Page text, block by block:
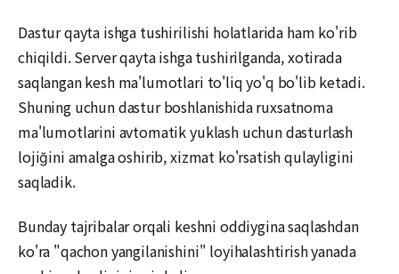
Dastur qayta ishga tushirilishi holatlarida ham ko'rib
chiqildi. Server qayta ishga tushirilganda, xotirada
saqlangan kesh ma'lumotlari to'liq yo'q bo'lib ketadi.
Shuning uchun dastur boshlanishida ruxsatnoma
ma'lumotlarini avtomatik yuklash uchun dasturlash
lojiğini amalga oshirib, xizmat ko'rsatish qulayligini
saqladik.
Bunday tajribalar orqali keshni oddiygina saqlashdan
ko'ra "qachon yangilanishini" loyihalashtirish yanada